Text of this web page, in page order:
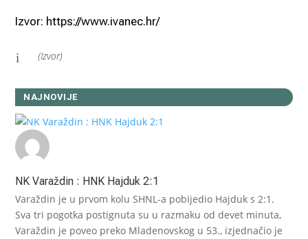
Izvor: https://www.ivanec.hr/
i (Izvor)
NAJNOVIJE
NK Varaždin : HNK Hajduk 2:1
Varaždin je u prvom kolu SHNL-a pobijedio Hajduk s 2:1.
Sva tri pogotka postignuta su u razmaku od devet minuta,
Varaždin je poveo preko Mladenovskog u 53., izjednačio je